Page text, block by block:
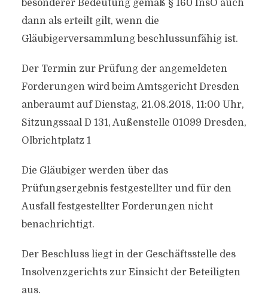
besonderer Bedeutung gemäß § 160 InsO auch
dann als erteilt gilt, wenn die
Gläubigerversammlung beschlussunfähig ist.
Der Termin zur Prüfung der angemeldeten
Forderungen wird beim Amtsgericht Dresden
anberaumt auf Dienstag, 21.08.2018, 11:00 Uhr,
Sitzungssaal D 131, Außenstelle 01099 Dresden,
Olbrichtplatz 1
Die Gläubiger werden über das
Prüfungsergebnis festgestellter und für den
Ausfall festgestellter Forderungen nicht
benachrichtigt.
Der Beschluss liegt in der Geschäftsstelle des
Insolvenzgerichts zur Einsicht der Beteiligten
aus.